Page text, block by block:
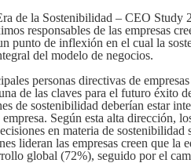
de la Sostenibilidad – CEO Study
responsables de las empresas
punto de inflexión en el cual la
del modelo de negocios.
personas directivas de
de las claves para el futuro éxito
de sostenibilidad deberían estar
Según esta alta dirección,
en materia de
lideran las empresas creen que la
global (72%), seguido por el